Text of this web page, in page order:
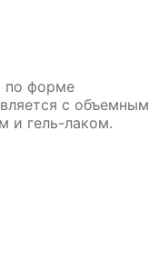
по форме
с объемным
и гель-лаком.